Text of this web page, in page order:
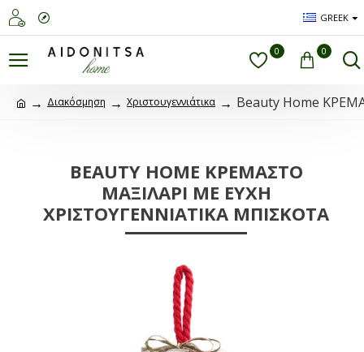
GREEK
0 0
Διακόσμηση Χριστουγεννιάτικα Beauty Home
BEAUTY HOME ΚΡΕΜΑΣΤΟ
ΜΑΞΙΛΑΡΙ ΜΕ ΕΥΧΗ
ΧΡΙΣΤΟΥΓΕΝΝΙΑΤΙΚΑ ΜΠΙΣΚΟΤΑ